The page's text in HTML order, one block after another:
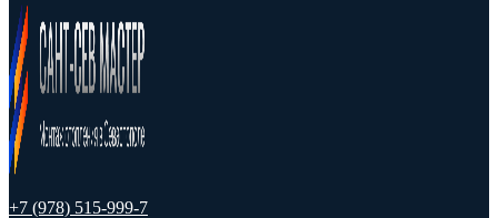
+7 (978) 515-999-7